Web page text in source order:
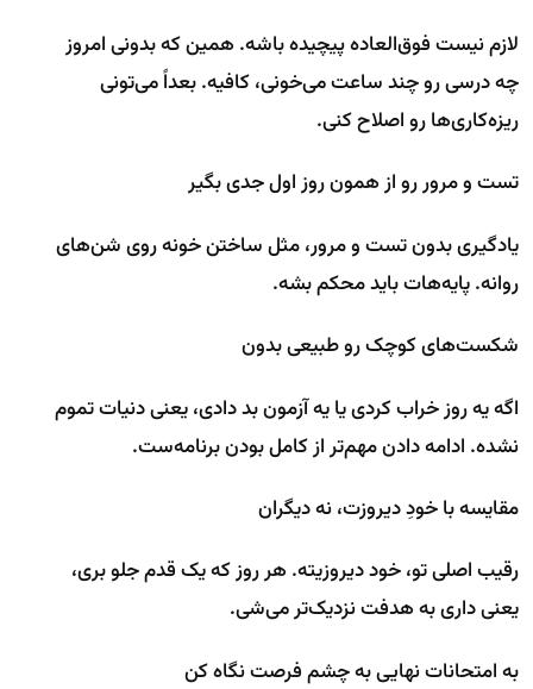
لازم نیست فوق‌العاده پیچیده باشه. همین که بدونی امروز
چه درسی رو چند ساعت می‌خونی، کافیه. بعداً می‌تونی
ریزه‌کاری‌ها رو اصلاح کنی.
تست و مرور رو از همون روز اول جدی بگیر
یادگیری بدون تست و مرور، مثل ساختن خونه روی شن‌های
روانه. پایه‌هات باید محکم بشه.
شکست‌های کوچک رو طبیعی بدون
اگه یه روز خراب کردی یا یه آزمون بد دادی، یعنی دنیات تموم
نشده. ادامه دادن مهم‌تر از کامل بودن برنامه‌ست.
مقایسه با خودِ دیروزت، نه دیگران
رقیب اصلی تو، خود دیروزیته. هر روز که یک قدم جلو بری،
یعنی داری به هدفت نزدیک‌تر می‌شی.
به امتحانات نهایی به چشم فرصت نگاه کن